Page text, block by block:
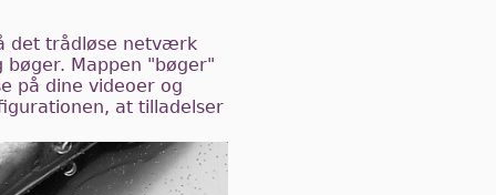
det trådløse netværk
Mappen "bøger"
på dine videoer og
at tilladelser